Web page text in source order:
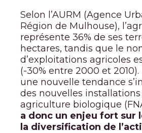
Selon l’AURM (Agence
Région de Mulhouse),
représente 36% de ses
hectares, tandis que le
d’exploitations agricoles
(-30% entre 2000 et
une nouvelle tendance
des nouvelles
agriculture biologique
a donc un enjeu fort sur
la diversification de